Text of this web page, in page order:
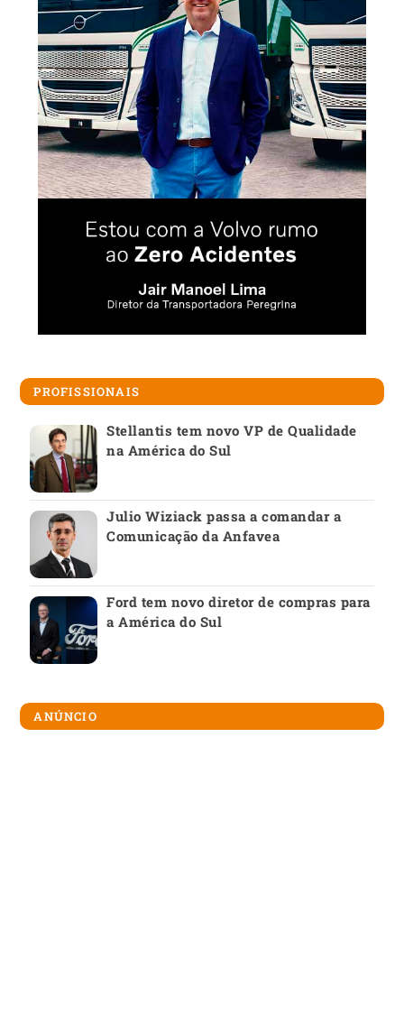
PROFISSIONAIS
Stellantis tem novo VP de Qualidade
na América do Sul
Julio Wiziack passa a comandar a
Comunicação da Anfavea
Ford tem novo diretor de compras para
a América do Sul
ANÚNCIO